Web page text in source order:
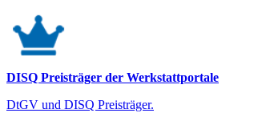
DISQ Preisträger der Werkstattportale
DtGV und DISQ Preisträger.